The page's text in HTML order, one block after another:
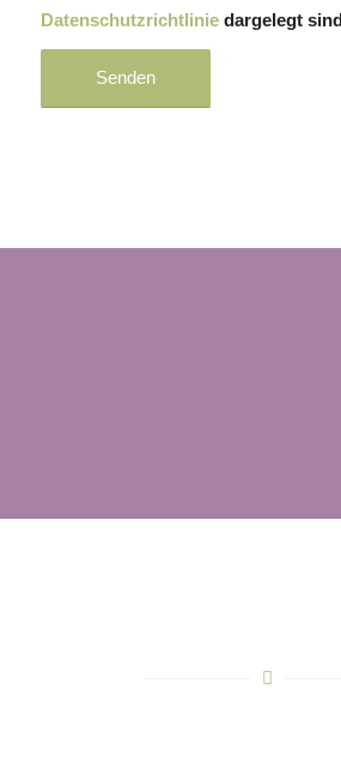
Datenschutzrichtliniedargelegt sind